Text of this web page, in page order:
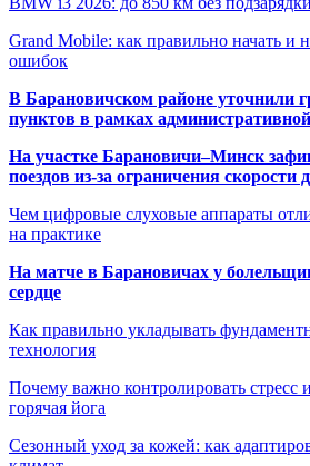
Grand Mobile: как правильно начать и
ошибок
В Барановичском районе уточнили
пунктов в рамках
На участке Барановичи–Минск
поездов из-за ограничения скорости
Чем цифровые слуховые аппараты
на практике
На матче в Барановичах у
сердце
Как правильно укладывать
технология
Почему важно контролировать стресс
горячая йога
Сезонный уход за кожей: как